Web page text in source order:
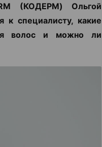
(КОДЕРМ) Ольгой
к специалисту, какие
волос и можно ли